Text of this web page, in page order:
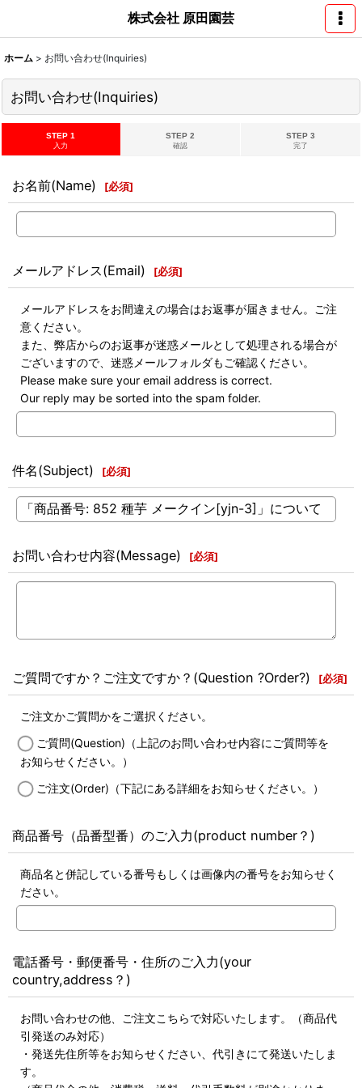
株式会社 原田園芸
ホーム > お問い合わせ(Inquiries)
お問い合わせ(Inquiries)
STEP 1
入力
STEP 2
確認
STEP 3
完了
お名前(Name) [必須]
メールアドレス(Email) [必須]
メールアドレスをお間違えの場合はお返事が届きません。ご注
意ください。
また、弊店からのお返事が迷惑メールとして処理される場合が
ございますので、迷惑メールフォルダもご確認ください。
Please make sure your email address is correct.
Our reply may be sorted into the spam folder.
件名(Subject) [必須]
お問い合わせ内容(Message) [必須]
ご質問ですか？ご注文ですか？(Question ?Order?) [必須]
ご注文かご質問かをご選択ください。
ご質問(Question)（上記のお問い合わせ内容にご質問等を
お知らせください。）
ご注文(Order)（下記にある詳細をお知らせください。）
商品番号（品番型番）のご入力(product number？)
商品名と併記している番号もしくは画像内の番号をお知らせく
ださい。
電話番号・郵便番号・住所のご入力(your
country,address？)
お問い合わせの他、ご注文こちらで対応いたします。（商品代
引発送のみ対応）
・発送先住所等をお知らせください、代引きにて発送いたしま
す。